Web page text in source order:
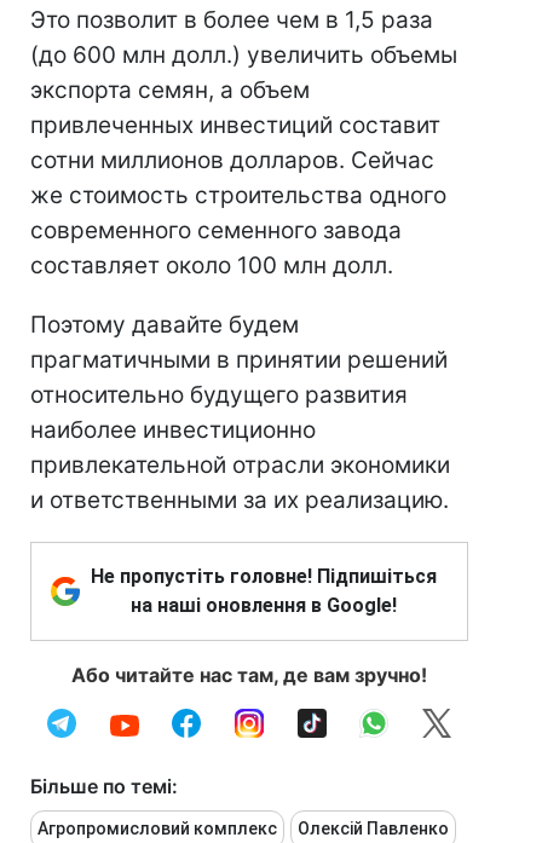
Это позволит в более чем в 1,5 раза
(до 600 млн долл.) увеличить объемы
экспорта семян, а объем
привлеченных инвестиций составит
сотни миллионов долларов. Сейчас
же стоимость строительства одного
современного семенного завода
составляет около 100 млн долл.
Поэтому давайте будем
прагматичными в принятии решений
относительно будущего развития
наиболее инвестиционно
привлекательной отрасли экономики
и ответственными за их реализацию.
Не пропустіть головне! Підпишіться
на наші оновлення в Google!
Або читайте нас там, де вам зручно!
Більше по темі:
Агропромисловий комплекс Олексій Павленко